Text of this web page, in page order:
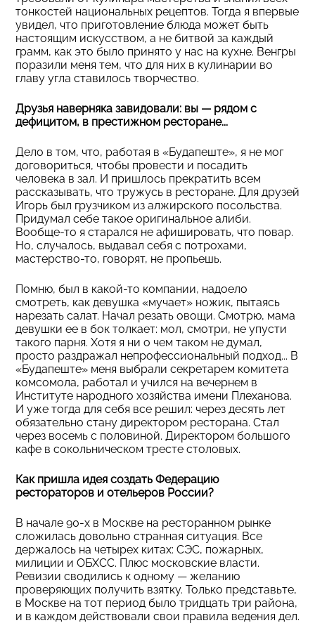
тонкостей национальных рецептов. Тогда я впервые
увидел, что приготовление блюда может быть
настоящим искусством, а не битвой за каждый
грамм, как это было принято у нас на кухне. Венгры
поразили меня тем, что для них в кулинарии во
главу угла ставилось творчество.
Друзья наверняка завидовали: вы — рядом с
дефицитом, в престижном ресторане...
Дело в том, что, работая в «Будапеште», я не мог
договориться, чтобы провести и посадить
человека в зал. И пришлось прекратить всем
рассказывать, что тружусь в ресторане. Для друзей
Игорь был грузчиком из алжирского посольства.
Придумал себе такое оригинальное алиби.
Вообще-то я старался не афишировать, что повар.
Но, случалось, выдавал себя с потрохами,
мастерство-то, говорят, не пропьешь.
Помню, был в какой-то компании, надоело
смотреть, как девушка «мучает» ножик, пытаясь
нарезать салат. Начал резать овощи. Смотрю, мама
девушки ее в бок толкает: мол, смотри, не упусти
такого парня. Хотя я ни о чем таком не думал,
просто раздражал непрофессиональный подход... В
«Будапеште» меня выбрали секретарем комитета
комсомола, работал и учился на вечернем в
Институте народного хозяйства имени Плеханова.
И уже тогда для себя все решил: через десять лет
обязательно стану директором ресторана. Стал
через восемь с половиной. Директором большого
кафе в сокольническом тресте столовых.
Как пришла идея создать Федерацию
рестораторов и отельеров России?
В начале 90-х в Москве на ресторанном рынке
сложилась довольно странная ситуация. Все
держалось на четырех китах: CЭС, пожарных,
милиции и ОБХСС. Плюс московские власти.
Ревизии сводились к одному — желанию
проверяющих получить взятку. Только представьте,
в Москве на тот период было тридцать три района,
и в каждом действовали свои правила ведения дел.